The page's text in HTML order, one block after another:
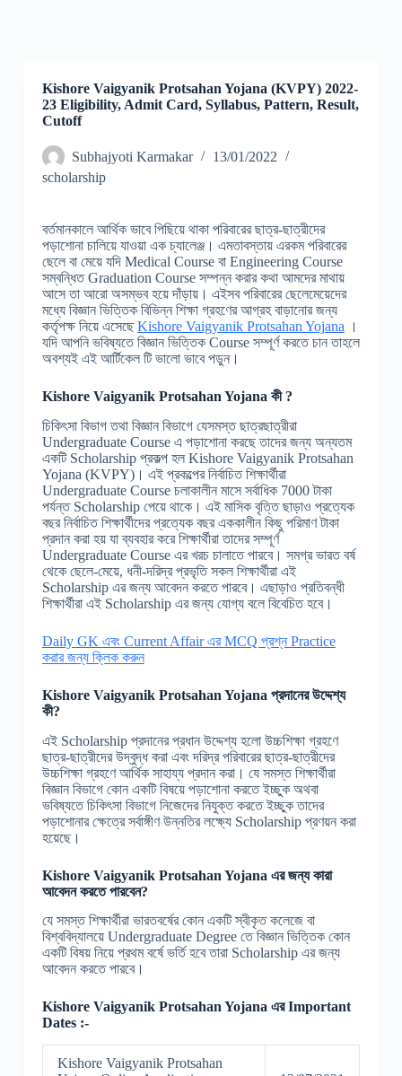
Kishore Vaigyanik Protsahan Yojana (KVPY) 2022-
23 Eligibility, Admit Card, Syllabus, Pattern, Result,
Cutoff
Subhajyoti Karmakar
13/01/2022
scholarship
বর্তমানকালে আর্থিক ভাবে পিছিয়ে থাকা পরিবারের ছাত্র-ছাত্রীদের
পড়াশোনা চালিয়ে যাওয়া এক চ্যালেঞ্জ। এমতাবস্তায় এরকম পরিবারের
ছেলে বা মেয়ে যদি Medical Course বা Engineering Course
সম্বন্ধিত Graduation Course সম্পন্ন করার কথা আমদের মাথায়
আসে তা আরো অসম্ভব হয়ে দাঁড়ায়। এইসব পরিবারের ছেলেমেয়েদের
মধ্যে বিজ্ঞান ভিত্তিক বিভিন্ন শিক্ষা গ্রহণের আগ্রহ বাড়ানোর জন্য
কর্তৃপক্ষ নিয়ে এসেছে Kishore Vaigyanik Protsahan Yojana ।
যদি আপনি ভবিষ্যতে বিজ্ঞান ভিত্তিক Course সম্পূর্ণ করতে চান তাহলে
অবশ্যই এই আর্টিকেল টি ভালো ভাবে পড়ুন।
Kishore Vaigyanik Protsahan Yojana কী ?
চিকিৎসা বিভাগ তথা বিজ্ঞান বিভাগে যেসমস্ত ছাত্রছাত্রীরা
Undergraduate Course এ পড়াশোনা করছে তাদের জন্য অন্যতম
একটি Scholarship প্রকল্প হল Kishore Vaigyanik Protsahan
Yojana (KVPY)। এই প্রকল্পের নির্বাচিত শিক্ষার্থীরা
Undergraduate Course চলাকালীন মাসে সর্বাধিক 7000 টাকা
পর্যন্ত Scholarship পেয়ে থাকে। এই মাসিক বৃত্তি ছাড়াও প্রত্যেক
বছর নির্বাচিত শিক্ষার্থীদের প্রত্যেক বছর এককালীন কিছু পরিমাণ টাকা
প্রদান করা হয় যা ব্যবহার করে শিক্ষার্থীরা তাদের সম্পূর্ণ
Undergraduate Course এর খরচ চালাতে পারবে। সমগ্র ভারত বর্ষ
থেকে ছেলে-মেয়ে, ধনী-দরিদ্র প্রভৃতি সকল শিক্ষার্থীরা এই
Scholarship এর জন্য আবেদন করতে পারবে। এছাড়াও প্রতিবন্ধী
শিক্ষার্থীরা এই Scholarship এর জন্য যোগ্য বলে বিবেচিত হবে।
Daily GK এবং Current Affair এর MCQ প্রশ্ন Practice
করার জন্য ক্লিক করুন
Kishore Vaigyanik Protsahan Yojana প্রদানের উদ্দেশ্য
কী?
এই Scholarship প্রদানের প্রধান উদ্দেশ্য হলো উচ্চশিক্ষা গ্রহণে
ছাত্র-ছাত্রীদের উদ্বুদ্ধ করা এবং দরিদ্র পরিবারের ছাত্র-ছাত্রীদের
উচ্চশিক্ষা গ্রহণে আর্থিক সাহায্য প্রদান করা। যে সমস্ত শিক্ষার্থীরা
বিজ্ঞান বিভাগে কোন একটি বিষয়ে পড়াশোনা করতে ইচ্ছুক অথবা
ভবিষ্যতে চিকিৎসা বিভাগে নিজেদের নিযুক্ত করতে ইচ্ছুক তাদের
পড়াশোনার ক্ষেত্রে সর্বাঙ্গীণ উন্নতির লক্ষ্যে Scholarship প্রণয়ন করা
হয়েছে।
Kishore Vaigyanik Protsahan Yojana এর জন্য কারা
আবেদন করতে পারবেন?
যে সমস্ত শিক্ষার্থীরা ভারতবর্ষের কোন একটি স্বীকৃত কলেজে বা
বিশ্ববিদ্যালয়ে Undergraduate Degree তে বিজ্ঞান ভিত্তিক কোন
একটি বিষয় নিয়ে প্রথম বর্ষে ভর্তি হবে তারা Scholarship এর জন্য
আবেদন করতে পারবে।
Kishore Vaigyanik Protsahan Yojana এর Important
Dates :-
Kishore Vaigyanik Protsahan